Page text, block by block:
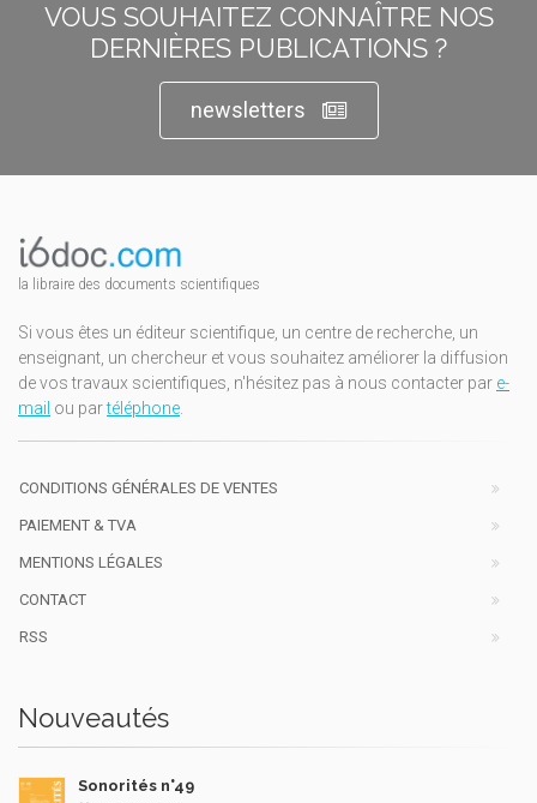
VOUS SOUHAITEZ CONNAÎTRE NOS
DERNIÈRES PUBLICATIONS ?
newsletters
la libraire des documents scientifiques
Si vous êtes un éditeur scientifique, un centre de recherche, un
enseignant, un chercheur et vous souhaitez améliorer la diffusion
de vos travaux scientifiques, n'hésitez pas à nous contacter par e-
mail ou partéléphone.
CONDITIONS GÉNÉRALES DE VENTES
PAIEMENT & TVA
MENTIONS LÉGALES
CONTACT
RSS
Nouveautés
Sonorités n°49